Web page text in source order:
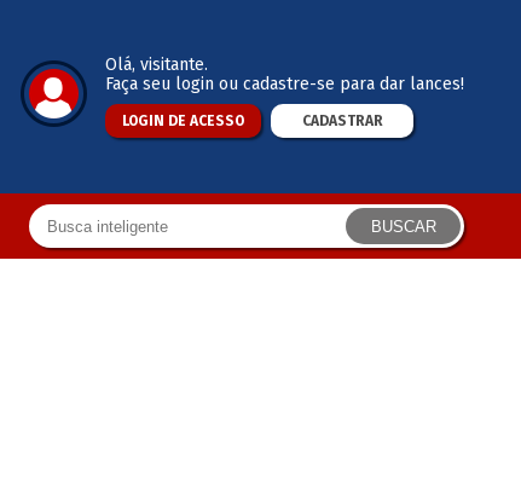
Olá, visitante.
Faça seu login ou cadastre-se para dar lances!
LOGIN DE ACESSO CADASTRAR
BUSCAR